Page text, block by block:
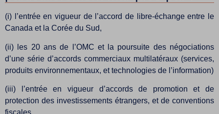
(i) l’entrée en vigueur de l’accord de libre-échange entre le
Canada et la Corée du Sud,
(ii) les 20 ans de l’OMC et la poursuite des négociations
d’une série d’accords commerciaux multilatéraux (services,
produits environnementaux, et technologies de l’information)
(iii) l’entrée en vigueur d’accords de promotion et de
protection des investissements étrangers, et de conventions